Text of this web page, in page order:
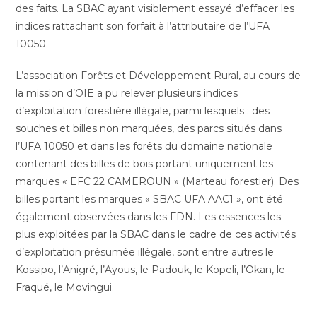
des faits. La SBAC ayant visiblement essayé d’effacer les
indices rattachant son forfait à l’attributaire de l’UFA
10050.
L’association Forêts et Développement Rural, au cours de
la mission d’OIE a pu relever plusieurs indices
d’exploitation forestière illégale, parmi lesquels : des
souches et billes non marquées, des parcs situés dans
l’UFA 10050 et dans les forêts du domaine nationale
contenant des billes de bois portant uniquement les
marques « EFC 22 CAMEROUN » (Marteau forestier). Des
billes portant les marques « SBAC UFA AAC1 », ont été
également observées dans les FDN. Les essences les
plus exploitées par la SBAC dans le cadre de ces activités
d’exploitation présumée illégale, sont entre autres le
Kossipo, l’Anigré, l’Ayous, le Padouk, le Kopeli, l’Okan, le
Fraqué, le Movingui.